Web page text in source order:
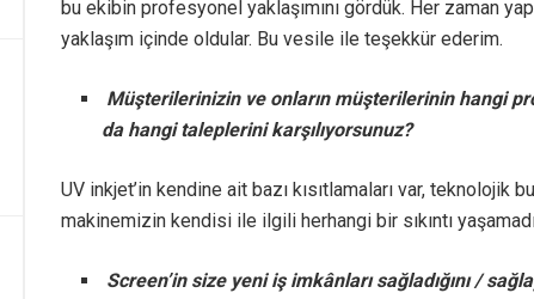
bu ekibin profesyonel yaklaşımını gördük. Her zaman
yaklaşım içinde oldular. Bu vesile ile teşekkür ederim.
Müşterilerinizin ve onların müşterilerinin hangi
da hangi taleplerini karşılıyorsunuz?
UV inkjet’in kendine ait bazı kısıtlamaları var, teknolojik
makinemizin kendisi ile ilgili herhangi bir sıkıntı
Screen’in size yeni iş imkânları sağladığını /